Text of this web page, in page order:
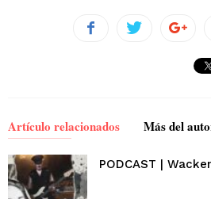
Artículo relacionados Más del
PODCAST |